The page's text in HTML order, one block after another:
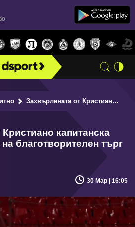
Захвърлената от Кристиано капитанска лента бе пусната на благотворителен търг
капитанска
благотворителен търг
30 Мар | 16:05